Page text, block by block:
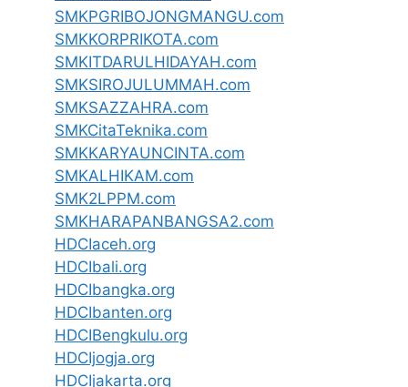
SMKPGRIBOJONGMANGU.com
SMKKORPRIKOTA.com
SMKITDARULHIDAYAH.com
SMKSIROJULUMMAH.com
SMKSAZZAHRA.com
SMKCitaTeknika.com
SMKKARYAUNCINTA.com
SMKALHIKAM.com
SMK2LPPM.com
SMKHARAPANBANGSA2.com
HDCIaceh.org
HDCIbali.org
HDCIbangka.org
HDCIbanten.org
HDCIBengkulu.org
HDCIjogja.org
HDCIjakarta.org